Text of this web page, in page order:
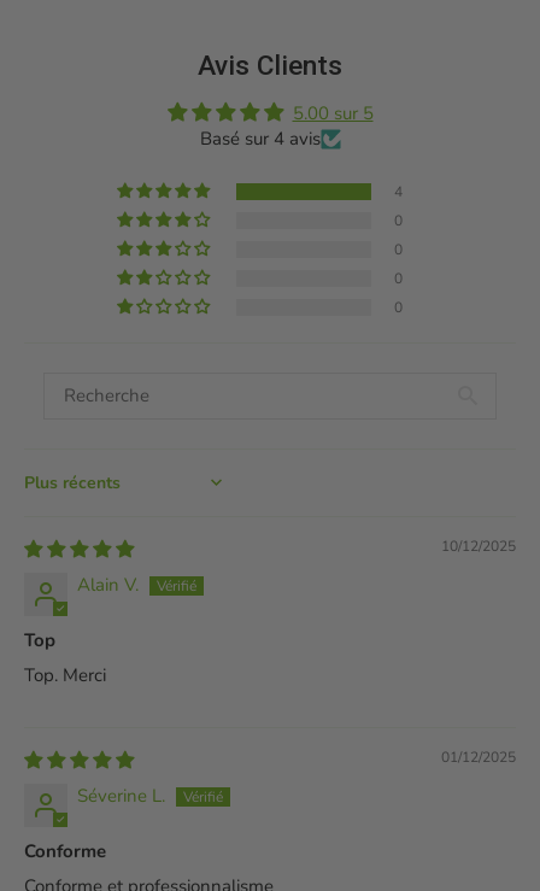
Avis Clients
5.00 sur 5
Basé sur 4 avis
4
0
0
0
0
Sort by
10/12/2025
Alain V.
Top
Top. Merci
01/12/2025
Séverine L.
Conforme
Conforme et professionnalisme